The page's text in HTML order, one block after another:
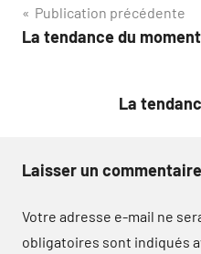
Navigation
de
Publication précédente
La tendance du
La
Laisser un commentaire
Votre adresse e-mail ne
obligatoires sont indiqués